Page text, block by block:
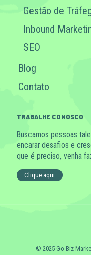
Gestão de
Inbound
SEO
Blog
Contato
TRABALHE CONOSCO
Buscamos pessoas
encarar desafios e
que é preciso, venha
Clique aqui
© 2025 Go Biz